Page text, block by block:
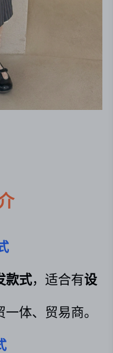
款式，适合有设
体、贸易商。